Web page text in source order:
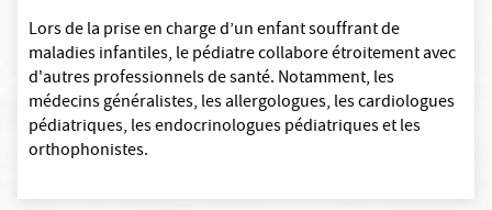
Lors de la prise en charge d’un enfant souffrant de
maladies infantiles, le pédiatre collabore étroitement avec
d'autres professionnels de santé. Notamment, les
médecins généralistes, les allergologues, les cardiologues
pédiatriques, les endocrinologues pédiatriques et les
orthophonistes.